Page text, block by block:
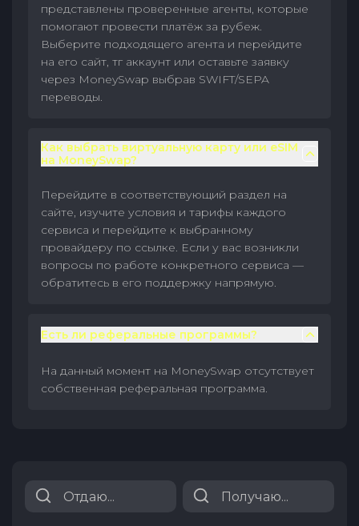
представлены проверенные агенты, которые
помогают провести платёж за рубеж.
Выберите подходящего агента и перейдите
на его сайт, тг аккаунт или оставьте заявку
через MoneySwap выбрав SWIFT/SEPA
переводы.
Как выбрать виртуальную карту или eSIM
на MoneySwap?
Перейдите в соответствующий раздел на
сайте, изучите условия и тарифы каждого
сервиса и перейдите к выбранному
провайдеру по ссылке. Если у вас возникли
вопросы по работе конкретного сервиса —
обратитесь в его поддержку напрямую.
Есть ли реферальные программы?
На данный момент на MoneySwap отсутствует
собственная реферальная программа.